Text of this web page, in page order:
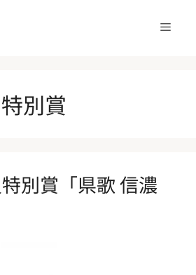
メ
特別賞
別賞「県歌 信濃